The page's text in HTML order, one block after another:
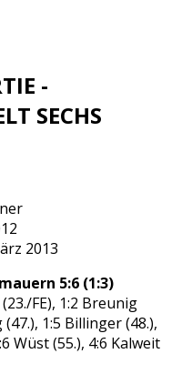
-
SECHS
2013
5:6 (1:3)
FE), 1:2 Breunig
1:5 Billinger (48.),
Wüst (55.), 4:6 Kalweit